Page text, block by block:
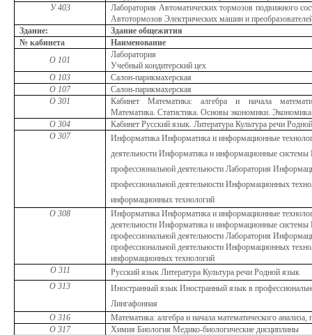
У 403
Лаборатория Автоматических тормозов подвижного
Автотормозов Электрических машин и
Здание:
Здание общежития
№ кабинета
Наименование
О 101
Лаборатория
Учебный кондитерский цех
О 103
Салон-парикмахерская
О 107
Салон-парикмахерская
О 301
Кабинет Математика: алгебра и начала
Математика. Статистика. Основы экономики.
О 304
Кабинет Русский язык. Литература Культура речи
О 307
ИнформатикаИнформатика и информационные
деятельностиИнформатика и информационные системы
профессиональной деятельностиЛаборатория
профессиональной деятельности Информационных
информационных технологий
О 308
Информатика Информатика и информационные
деятельности Информатика и информационные системы
профессиональной деятельностиЛаборатория
профессиональной деятельности Информационных
информационных технологий
О 311
Русский язык Литература Культура речи Родной язык
О 313
Иностранный язык Иностранный язык в
Лингафонная
О 316
Математика: алгебра и начала математического
О 317
Химия Биология Медико-биологические дисциплины